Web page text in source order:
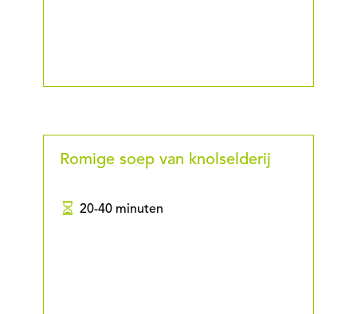
Romige soep van knolselderij
20-40 minuten